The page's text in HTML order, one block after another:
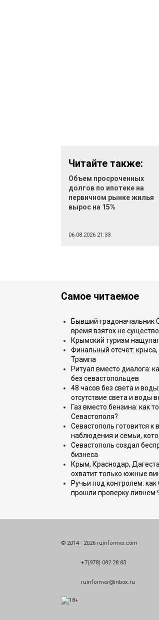
Читайте также:
Объем просроченных
долгов по ипотеке на
первичном рынке жилья
вырос на 15%
06.08.2026 21:33
Самое читаемое
Бывший градоначальник
время взяток не
Крымский туризм
Финальный отсчёт:
Трампа
Ритуал вместо диалога:
без севастопольцев
48 часов без света и
отсутствие света и воды
Газ вместо бензина: как
Севастополя?
Севастополь готовится к
наблюдения и семьи,
Севастополь создал
бизнеса
Крым, Краснодар,
охватит только южные
Ручьи под контролем:
прошли проверку ливнем
© 2014 - 2026 ruinformer.com
+7(978) 082 28 83
ruinformer@inbox.ru